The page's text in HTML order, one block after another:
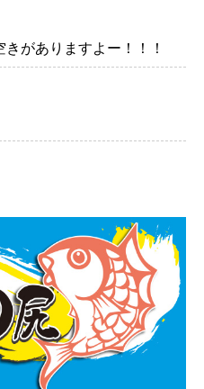
きがありますよー！！！